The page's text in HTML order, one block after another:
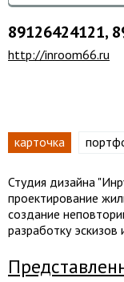
89126424121,
http://inroom66.ru
карточка
Студия дизайна
проектирование
создание
разработку эскизов